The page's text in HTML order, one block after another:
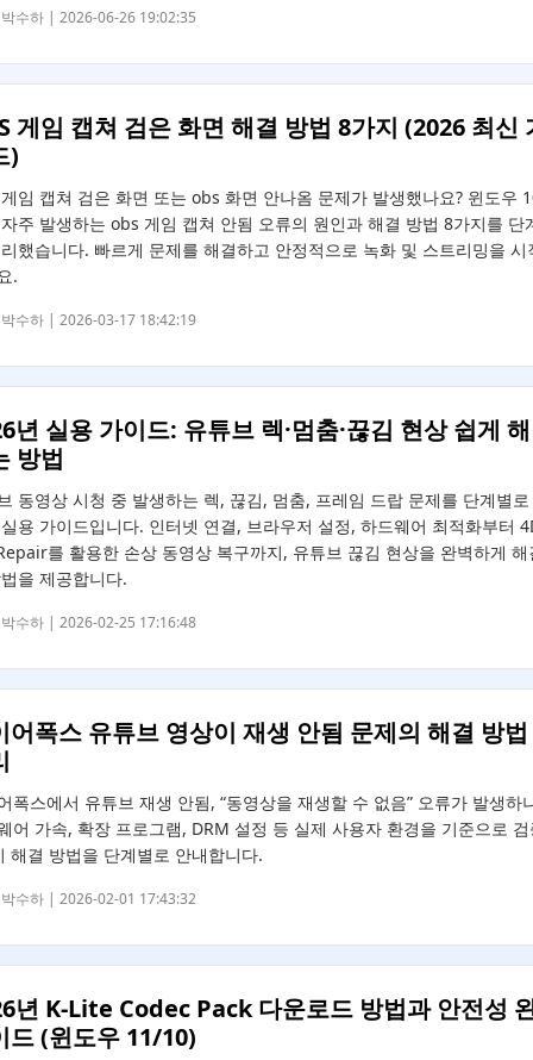
박수하 | 2026-06-26 19:02:35
게임 캡쳐 검은 화면 해결 방법 8가지 (2026 최신
)
임 캡쳐 검은 화면 또는 obs 화면 안나옴 문제가 발생했나요? 윈도우
주 발생하는 obs 게임 캡쳐 안됨 오류의 원인과 해결 방법 8가지를 단
했습니다. 빠르게 문제를 해결하고 안정적으로 녹화 및 스트리밍을 시
.
박수하 | 2026-03-17 18:42:19
년 실용 가이드: 유튜브 렉·멈춤·끊김 현상 쉽게
방법
동영상 시청 중 발생하는 렉, 끊김, 멈춤, 프레임 드랍 문제를 단계별
용 가이드입니다. 인터넷 연결, 브라우저 설정, 하드웨어 최적화부터
를 활용한 손상 동영상 복구까지, 유튜브 끊김 현상을 완벽하게 해
을 제공합니다.
박수하 | 2026-02-25 17:16:48
어폭스 유튜브 영상이 재생 안됨 문제의 해결 방
폭스에서 유튜브 재생 안됨, “동영상을 재생할 수 없음” 오류가 발생하
어 가속, 확장 프로그램, DRM 설정 등 실제 사용자 환경을 기준으로 검
해결 방법을 단계별로 안내합니다.
박수하 | 2026-02-01 17:43:32
년 K-Lite Codec Pack 다운로드 방법과 안전성
드 (윈도우 11/10)